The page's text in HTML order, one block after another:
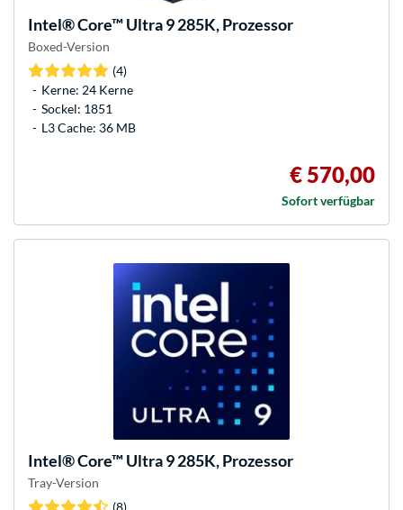
Intel®Core™ Ultra 9 285K, Prozessor
Boxed-Version
(4)
Kerne: 24 Kerne
Sockel: 1851
L3 Cache: 36 MB
€ 570,00
Sofort verfügbar
Intel®Core™ Ultra 9 285K, Prozessor
Tray-Version
(8)